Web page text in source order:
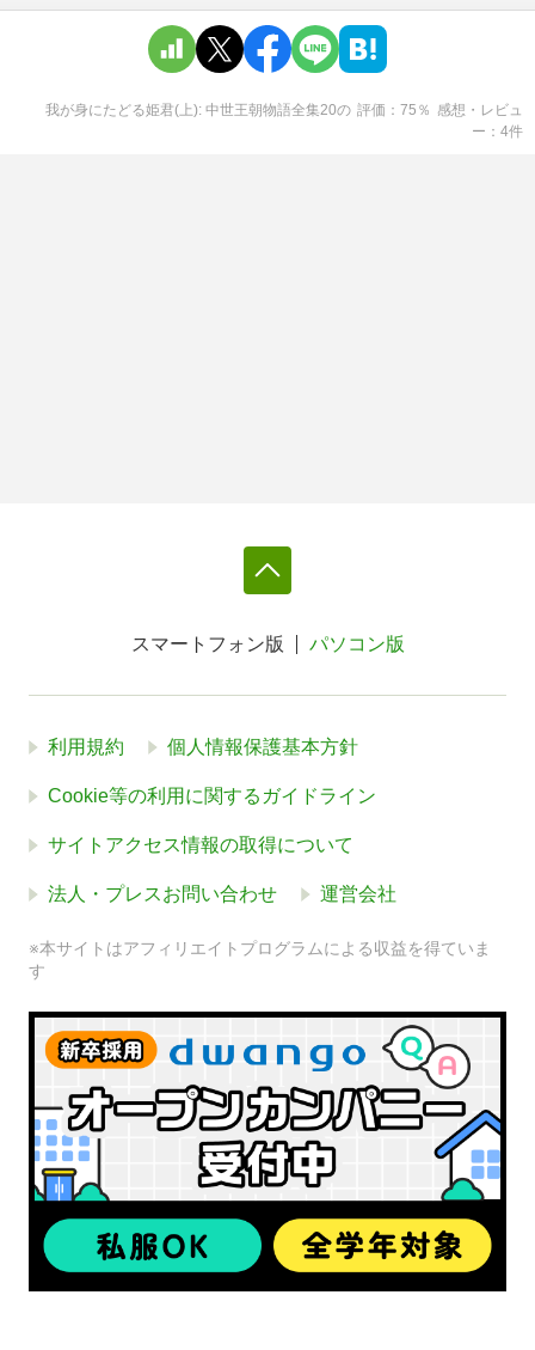
我が身にたどる姫君(上): 中世王朝物語全集20の 評価 75 ％ 感想・レビュ
ー
4件
スマートフォン版 パソコン版
利用規約 個人情報保護基本方針
Cookie等の利用に関するガイドライン
サイトアクセス情報の取得について
法人・プレスお問い合わせ 運営会社
※本サイトはアフィリエイトプログラムによる収益を得ていま
す